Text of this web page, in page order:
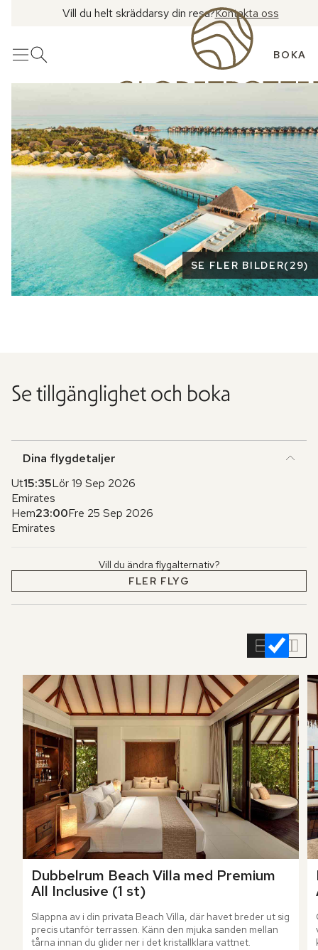
Vill du helt skräddarsy din resa?Kontakta oss
MenyÖppna sök BOKA
Se fler bilder
SE FLER BILDER(29)
Se tillgänglighet och boka
Dina flygdetaljer
Ut15:35Lör 19 Sep 2026
Emirates
Hem23:00Fre 25 Sep 2026
Emirates
Vill du ändra flygalternativ?
FLER FLYG
Dubbelrum Beach Villa med Premium
All Inclusive (1 st)
Slappna av i din privata Beach Villa, där havet breder ut sig
precis utanför terrassen. Känn den mjuka sanden mellan
tårna innan du glider ner i det kristallklara vattnet.